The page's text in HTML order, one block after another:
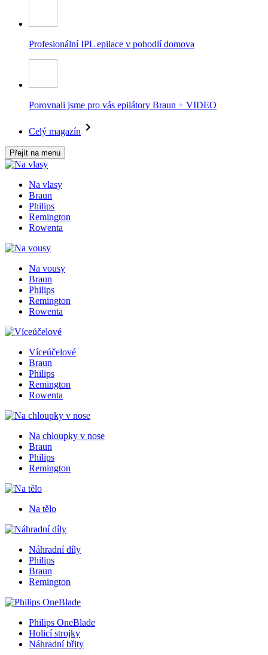
Profesionální IPL epilace v pohodlí domova
Porovnali jsme pro vás epilátory Braun + VIDEO
Celý magazín
Přejít na menu
Na vlasy
Braun
Philips
Remington
Rowenta
Na vousy
Braun
Philips
Remington
Rowenta
Víceúčelové
Braun
Philips
Remington
Rowenta
Na chloupky v nose
Braun
Philips
Remington
Na tělo
Náhradní díly
Philips
Braun
Remington
Philips OneBlade
Holicí strojky
Náhradní břity